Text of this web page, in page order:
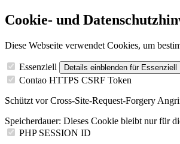
Cookie- und
Diese Webseite verwendet Cookies, um
Essenziell Details einblenden für Essenziell
Contao HTTPS CSRF Token
Schützt vor Cross-Site-Request-Forgery
Speicherdauer: Dieses Cookie bleibt nur für
PHP SESSION ID